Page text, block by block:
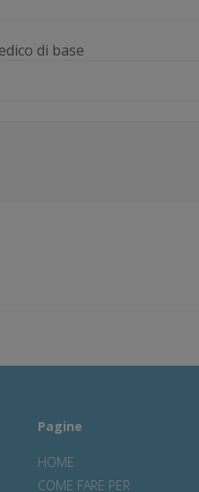
di base
Pagine
HOME
COME FARE PER